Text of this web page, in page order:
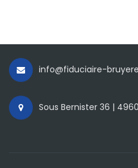
info@fiduciaire-
Sous Bernister 36 | 4960